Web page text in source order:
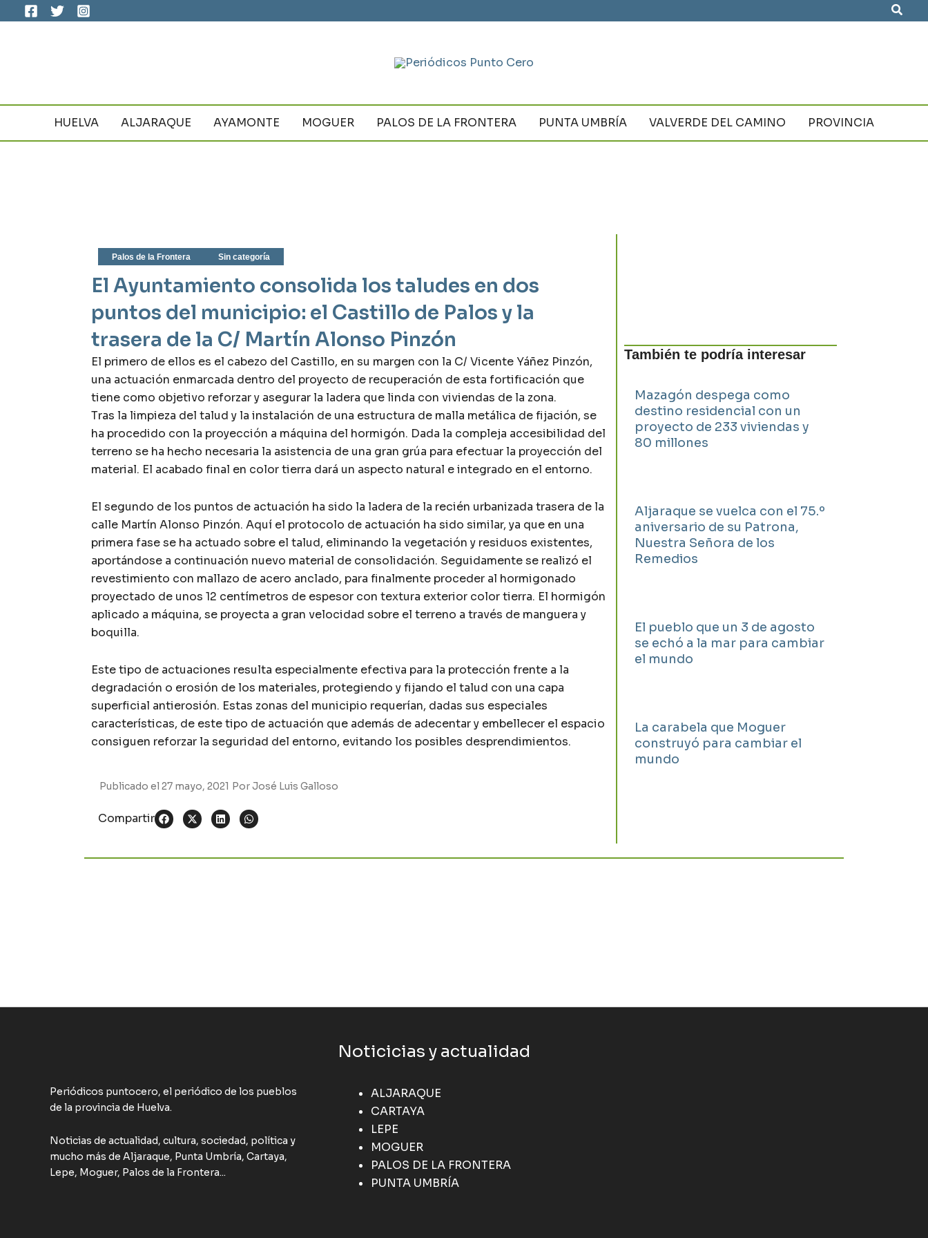
al
HUELVA ALJARAQUE AYAMONTE MOGUER PALOS DE LA FRONTERA PUNTA UMBRÍA VALVERDE DEL CAMINO PROVINCIA
Palos de la Frontera Sin categoría
El Ayuntamiento consolida los taludes en dos
puntos del municipio: el Castillo de Palos y la
trasera de la C/ Martín Alonso Pinzón
El primero de ellos es el cabezo del Castillo, en su margen con la C/ Vicente Yáñez Pinzón,
una actuación enmarcada dentro del proyecto de recuperación de esta fortificación que
tiene como objetivo reforzar y asegurar la ladera que linda con viviendas de la zona.
Tras la limpieza del talud y la instalación de una estructura de malla metálica de fijación, se
ha procedido con la proyección a máquina del hormigón. Dada la compleja accesibilidad del
terreno se ha hecho necesaria la asistencia de una gran grúa para efectuar la proyección del
material. El acabado final en color tierra dará un aspecto natural e integrado en el entorno.
El segundo de los puntos de actuación ha sido la ladera de la recién urbanizada trasera de la
calle Martín Alonso Pinzón. Aquí el protocolo de actuación ha sido similar, ya que en una
primera fase se ha actuado sobre el talud, eliminando la vegetación y residuos existentes,
aportándose a continuación nuevo material de consolidación. Seguidamente se realizó el
revestimiento con mallazo de acero anclado, para finalmente proceder al hormigonado
proyectado de unos 12 centímetros de espesor con textura exterior color tierra. El hormigón
aplicado a máquina, se proyecta a gran velocidad sobre el terreno a través de manguera y
boquilla.
Este tipo de actuaciones resulta especialmente efectiva para la protección frente a la
degradación o erosión de los materiales, protegiendo y fijando el talud con una capa
superficial antierosión. Estas zonas del municipio requerían, dadas sus especiales
características, de este tipo de actuación que además de adecentar y embellecer el espacio
consiguen reforzar la seguridad del entorno, evitando los posibles desprendimientos.
Publicado el 27 mayo, 2021 PorJosé Luis Galloso
Compartir
También te podría interesar
Mazagón despega como
destino residencial con un
proyecto de 233 viviendas y
80 millones
Aljaraque se vuelca con el 75.º
aniversario de su Patrona,
Nuestra Señora de los
Remedios
El pueblo que un 3 de agosto
se echó a la mar para cambiar
el mundo
La carabela que Moguer
construyó para cambiar el
mundo
Periódicos puntocero, el periódico de los pueblos
de la provincia de Huelva.
Noticias de actualidad, cultura, sociedad, política y
mucho más de Aljaraque, Punta Umbría, Cartaya,
Lepe, Moguer, Palos de la Frontera...
Noticicias y actualidad
ALJARAQUE
CARTAYA
LEPE
MOGUER
PALOS DE LA FRONTERA
PUNTA UMBRÍA